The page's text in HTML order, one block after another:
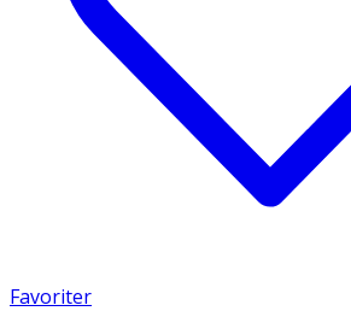
Favoriter